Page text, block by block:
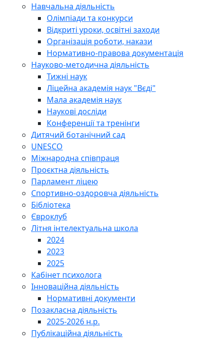
Навчальна діяльність
Олімпіади та конкурси
Відкриті уроки, освітні заходи
Організація роботи, накази
Нормативно-правова документація
Науково-методична діяльність
Тижні наук
Ліцейна академія наук "Вєді"
Мала академія наук
Наукові досліди
Конференції та тренінги
Дитячий ботанічний сад
UNESCO
Міжнародна співпраця
Проєктна діяльність
Парламент ліцею
Спортивно-оздоровча діяльність
Бібліотека
Євроклуб
Літня інтелектуальна школа
2024
2023
2025
Кабінет психолога
Інноваційна діяльність
Нормативні документи
Позакласна діяльність
2025-2026 н.р.
Публікаційна діяльність